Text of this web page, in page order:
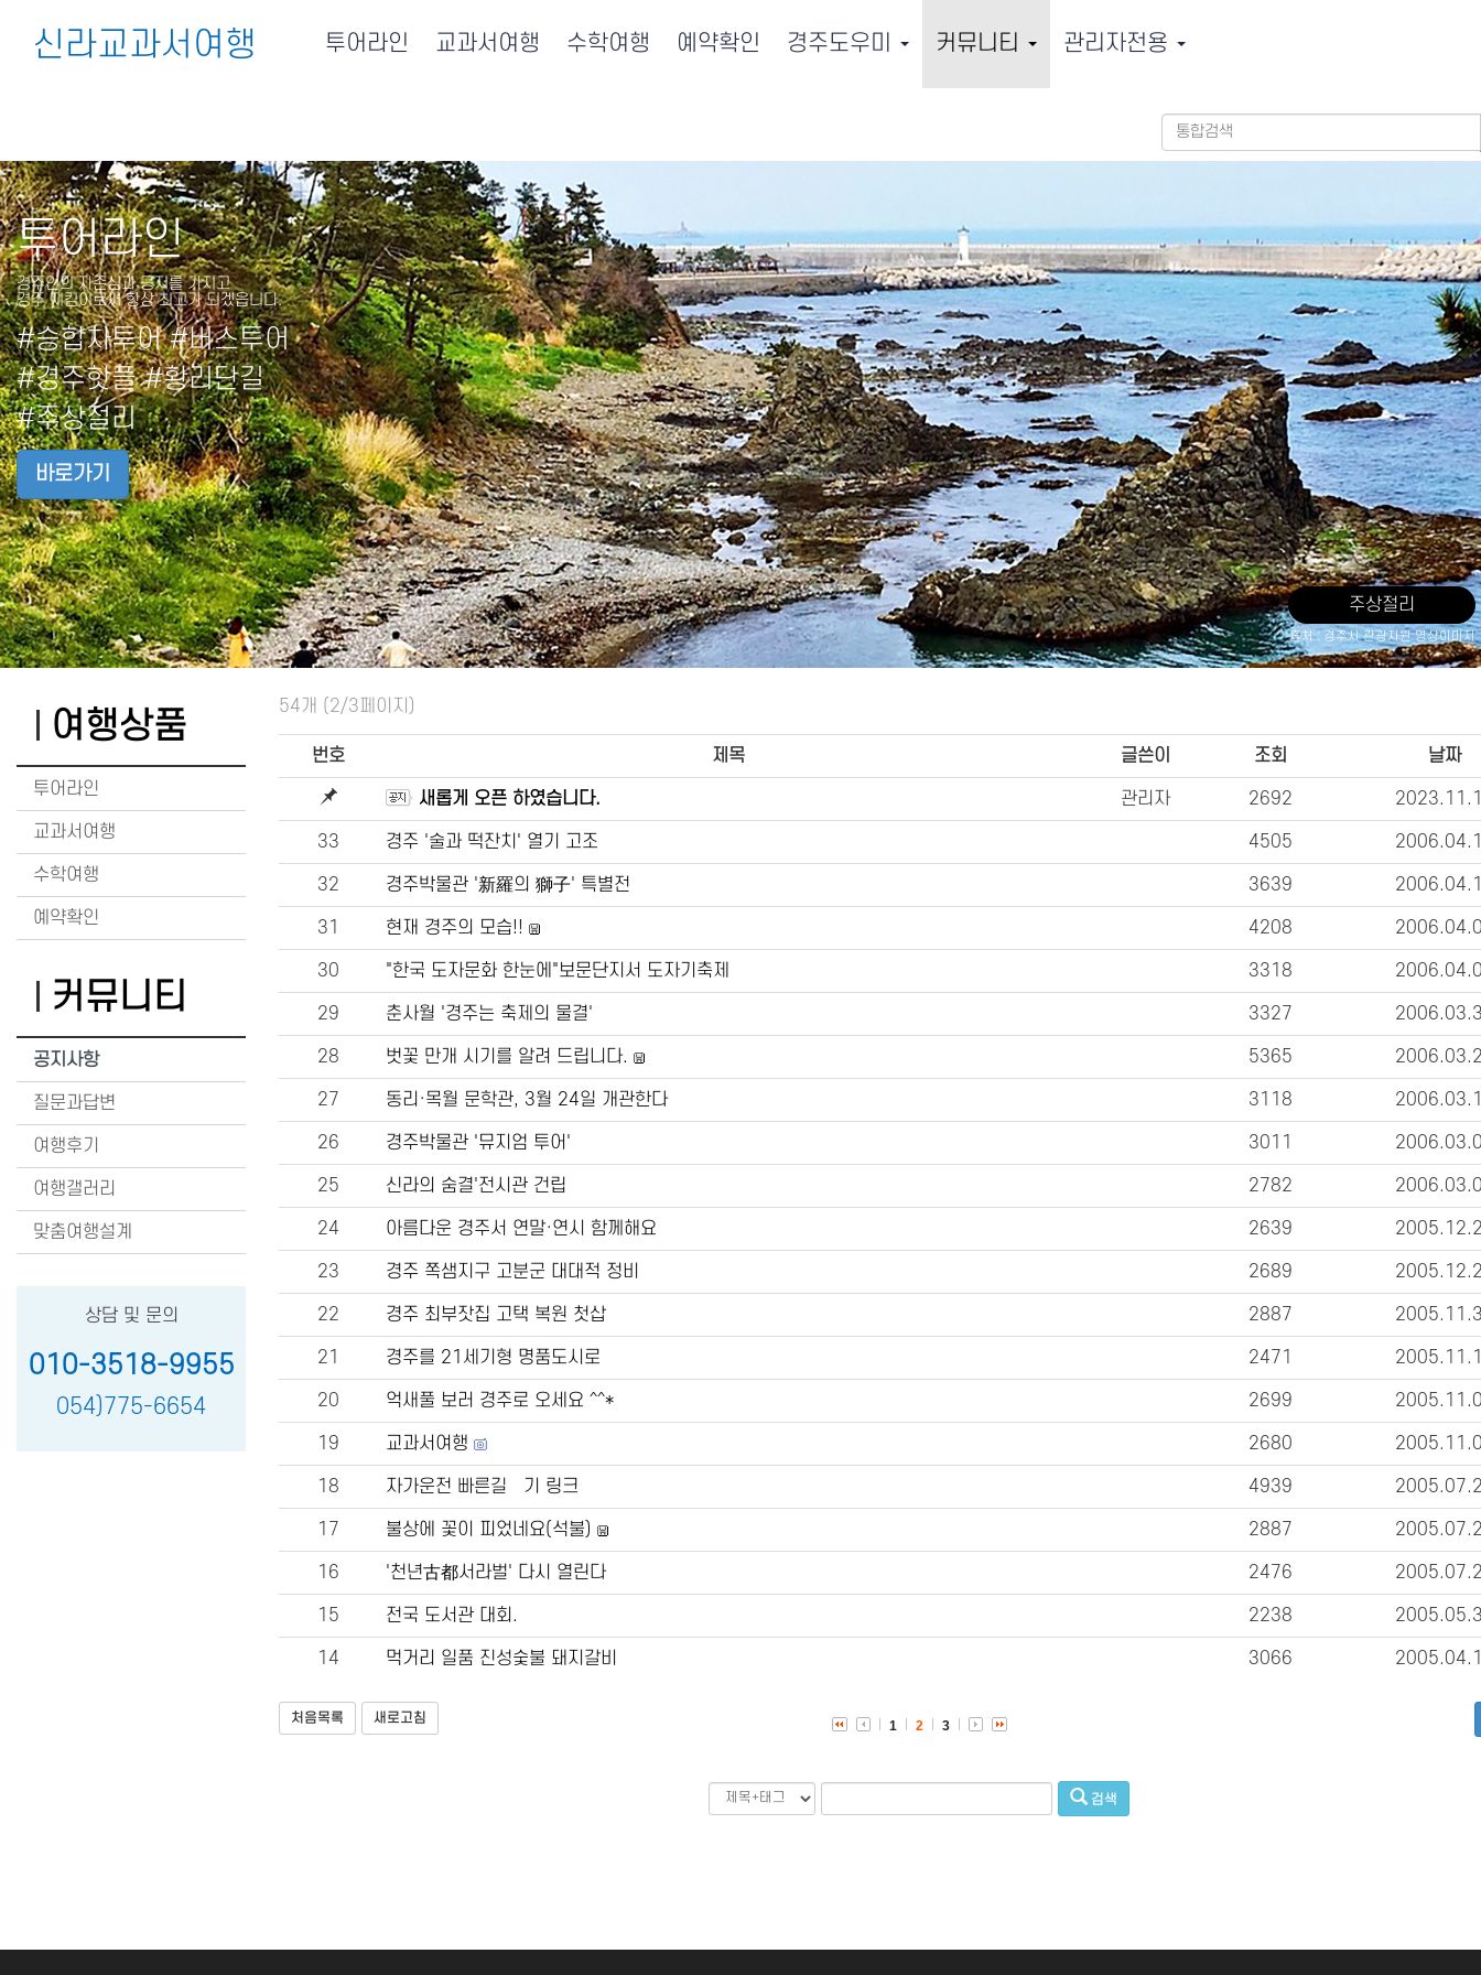
신라교과서여행 투어라인 교과서여행 수학여행 예약확인 경주도우미 커뮤니티 관리자전용
투어라인
경주인의 자존심과 긍지를 가지고
경주 지킴이로써 항상 최고가 되겠읍니다.
#승합차투어 #버스투어
#경주핫플 #황리단길
#주상절리
바로가기
주상절리
출처 : 경주시 관광자원 영상이미지
여행상품
투어라인
교과서여행
수학여행
예약확인
커뮤니티
공지사항
질문과답변
여행후기
여행갤러리
맞춤여행설계
상담 및 문의
010-3518-9955
054)775-6654
54개 (2/3페이지)
번호 제목 글쓴이 조회 날짜
새롭게 오픈 하였습니다. 관리자 2692
33 경주 '술과 떡잔치' 열기 고조 4505
32 경주박물관 '新羅의 獅子' 특별전 3639
31 현재 경주의 모습!! 4208
30 "한국 도자문화 한눈에"보문단지서 도자기축제 3318
29 춘사월 '경주는 축제의 물결' 3327
28 벗꽃 만개 시기를 알려 드립니다. 5365
27 동리·목월 문학관, 3월 24일 개관한다 3118
26 경주박물관 '뮤지엄 투어' 3011
25 신라의 숨결'전시관 건립 2782
24 아름다운 경주서 연말·연시 함께해요 2639
23 경주 쪽샘지구 고분군 대대적 정비 2689
22 경주 최부잣집 고택 복원 첫삽 2887
21 경주를 21세기형 명품도시로 2471
20 억새풀 보러 경주로 오세요 ^^* 2699
19 교과서여행 2680
18 자가운전 빠른길찿기 링크 4939
17 불상에 꽃이 피었네요(석불) 2887
16 '천년古都서라벌' 다시 열린다 2476
15 전국 도서관 대회. 2238
14 먹거리 일품 진성숯불 돼지갈비 3066
처음목록 새로고침 1 2 3
검색